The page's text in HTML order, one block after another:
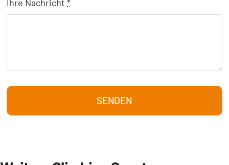
Ihre Nachricht*
SENDEN